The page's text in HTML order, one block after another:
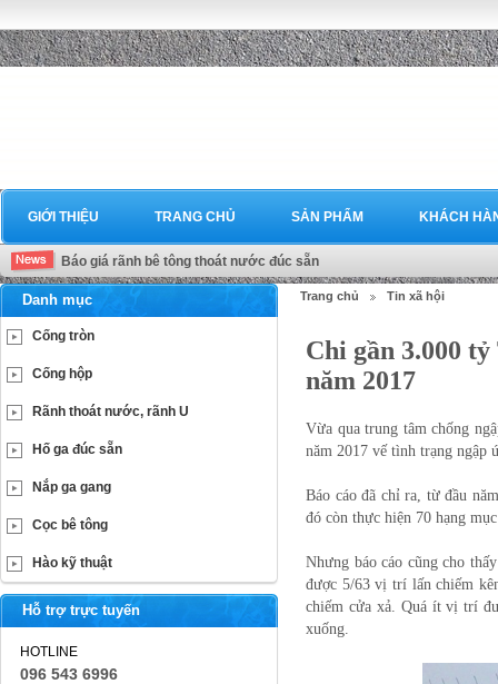
GIỚI THIỆU TRANG CHỦ SẢN PHẨM KHÁCH
Báo giá rãnh bê tông thoát nước đúc sẵn
Trang chủ Tin xã hội
Chi gần 3.000
năm 2017
Vừa qua trung tâm chống
năm 2017 vế tình trạng ngập
Báo cáo đã chỉ ra, từ đầu
đó còn thực hiện 70 hạng
Nhưng báo cáo cũng cho
được 5/63 vị trí lấn chiếm
chiếm cửa xả. Quá ít vị trí
xuống.
Danh mục
Cống tròn
Cống hộp
Rãnh thoát nước, rãnh U
Hố ga đúc sẵn
Nắp ga gang
Cọc bê tông
Hào kỹ thuật
Hỗ trợ trực tuyến
HOTLINE
096 543 6996